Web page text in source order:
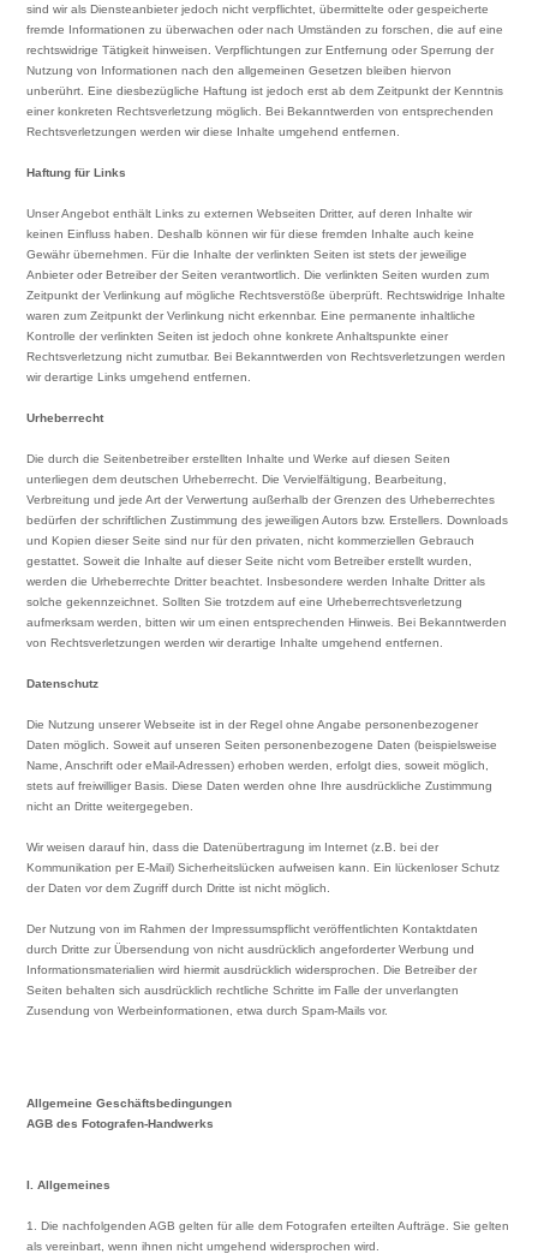
sind wir als Diensteanbieter jedoch nicht verpflichtet, übermittelte oder gespeicherte
fremde Informationen zu überwachen oder nach Umständen zu forschen, die auf eine
rechtswidrige Tätigkeit hinweisen. Verpflichtungen zur Entfernung oder Sperrung der
Nutzung von Informationen nach den allgemeinen Gesetzen bleiben hiervon
unberührt. Eine diesbezügliche Haftung ist jedoch erst ab dem Zeitpunkt der Kenntnis
einer konkreten Rechtsverletzung möglich. Bei Bekanntwerden von entsprechenden
Rechtsverletzungen werden wir diese Inhalte umgehend entfernen.
Haftung für Links
Unser Angebot enthält Links zu externen Webseiten Dritter, auf deren Inhalte wir
keinen Einfluss haben. Deshalb können wir für diese fremden Inhalte auch keine
Gewähr übernehmen. Für die Inhalte der verlinkten Seiten ist stets der jeweilige
Anbieter oder Betreiber der Seiten verantwortlich. Die verlinkten Seiten wurden zum
Zeitpunkt der Verlinkung auf mögliche Rechtsverstöße überprüft. Rechtswidrige Inhalte
waren zum Zeitpunkt der Verlinkung nicht erkennbar. Eine permanente inhaltliche
Kontrolle der verlinkten Seiten ist jedoch ohne konkrete Anhaltspunkte einer
Rechtsverletzung nicht zumutbar. Bei Bekanntwerden von Rechtsverletzungen werden
wir derartige Links umgehend entfernen.
Urheberrecht
Die durch die Seitenbetreiber erstellten Inhalte und Werke auf diesen Seiten
unterliegen dem deutschen Urheberrecht. Die Vervielfältigung, Bearbeitung,
Verbreitung und jede Art der Verwertung außerhalb der Grenzen des Urheberrechtes
bedürfen der schriftlichen Zustimmung des jeweiligen Autors bzw. Erstellers. Downloads
und Kopien dieser Seite sind nur für den privaten, nicht kommerziellen Gebrauch
gestattet. Soweit die Inhalte auf dieser Seite nicht vom Betreiber erstellt wurden,
werden die Urheberrechte Dritter beachtet. Insbesondere werden Inhalte Dritter als
solche gekennzeichnet. Sollten Sie trotzdem auf eine Urheberrechtsverletzung
aufmerksam werden, bitten wir um einen entsprechenden Hinweis. Bei Bekanntwerden
von Rechtsverletzungen werden wir derartige Inhalte umgehend entfernen.
Datenschutz
Die Nutzung unserer Webseite ist in der Regel ohne Angabe personenbezogener
Daten möglich. Soweit auf unseren Seiten personenbezogene Daten (beispielsweise
Name, Anschrift oder eMail-Adressen) erhoben werden, erfolgt dies, soweit möglich,
stets auf freiwilliger Basis. Diese Daten werden ohne Ihre ausdrückliche Zustimmung
nicht an Dritte weitergegeben.
Wir weisen darauf hin, dass die Datenübertragung im Internet (z.B. bei der
Kommunikation per E-Mail) Sicherheitslücken aufweisen kann. Ein lückenloser Schutz
der Daten vor dem Zugriff durch Dritte ist nicht möglich.
Der Nutzung von im Rahmen der Impressumspflicht veröffentlichten Kontaktdaten
durch Dritte zur Übersendung von nicht ausdrücklich angeforderter Werbung und
Informationsmaterialien wird hiermit ausdrücklich widersprochen. Die Betreiber der
Seiten behalten sich ausdrücklich rechtliche Schritte im Falle der unverlangten
Zusendung von Werbeinformationen, etwa durch Spam-Mails vor.
Allgemeine Geschäftsbedingungen
AGB des Fotografen-Handwerks
I. Allgemeines
1. Die nachfolgenden AGB gelten für alle dem Fotografen erteilten Aufträge. Sie gelten
als vereinbart, wenn ihnen nicht umgehend widersprochen wird.